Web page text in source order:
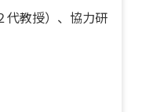
代教授）、協力研